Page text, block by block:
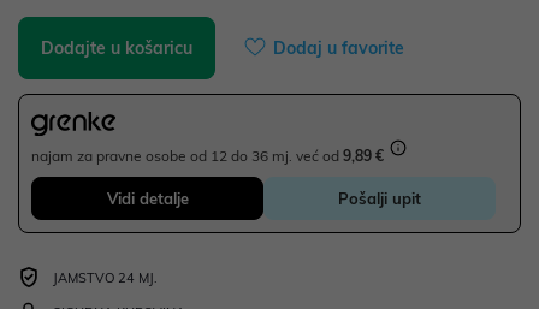
Dodajte u košaricu Dodaj u favorite
najam za pravne osobe od 12 do 36 mj. već od 9,89 €
Vidi detalje Pošalji upit
JAMSTVO 24 MJ.